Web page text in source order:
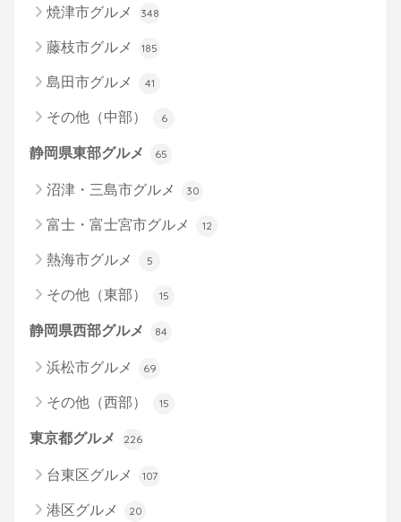
焼津市グルメ 348
藤枝市グルメ 185
島田市グルメ 41
その他（中部） 6
静岡県東部グルメ 65
沼津・三島市グルメ 30
富士・富士宮市グルメ 12
熱海市グルメ 5
その他（東部） 15
静岡県西部グルメ 84
浜松市グルメ 69
その他（西部） 15
東京都グルメ 226
台東区グルメ 107
港区グルメ 20